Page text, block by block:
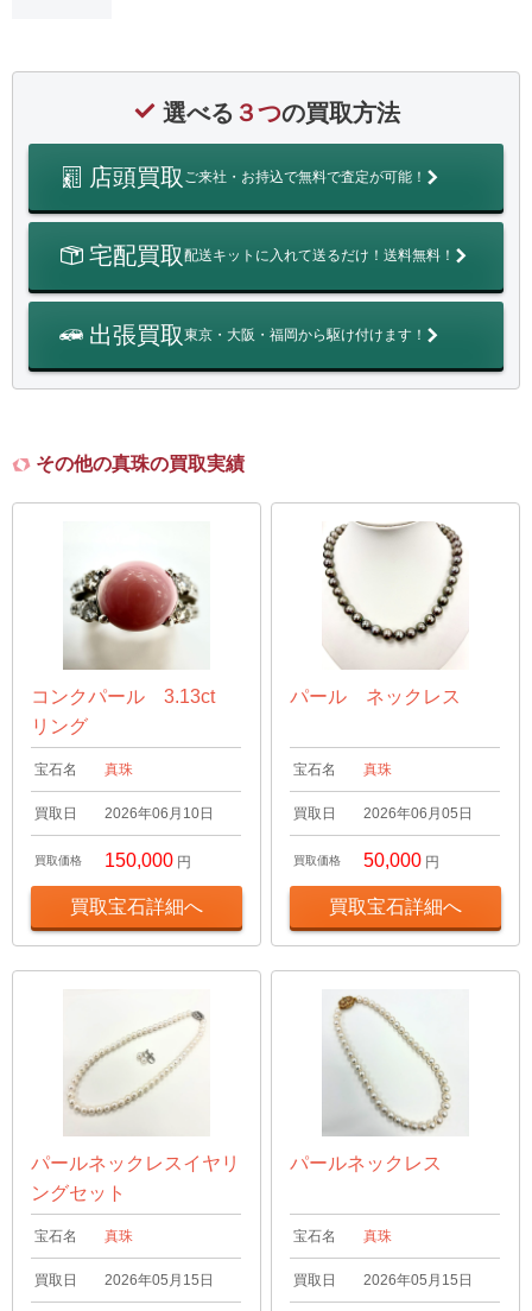
選べる ３つの買取方法
店頭買取 ご来社・お持込で無料で査定が可能！
宅配買取配送キットに入れて送るだけ！送料無料！
出張買取東京・大阪・福岡から駆け付けます！
その他の真珠の買取実績
コンクパール 3.13ct
リング
宝石名 真珠
買取日 2026年06月10日
買取価格 150,000 円
買取宝石詳細へ
パール ネックレス
宝石名 真珠
買取日 2026年06月05日
買取価格 50,000 円
買取宝石詳細へ
パールネックレスイヤリ
ングセット
宝石名 真珠
買取日 2026年05月15日
パールネックレス
宝石名 真珠
買取日 2026年05月15日